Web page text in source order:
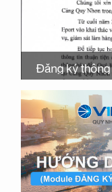
Đăng ký
Nhơn